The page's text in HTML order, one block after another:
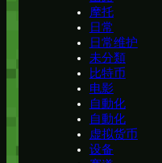
摩托
日常
日常维护
未分類
比特币
电影
自動化
自動化
虚拟货币
设备